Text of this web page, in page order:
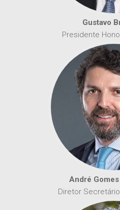
Gustavo
Presidente
André
Diretor